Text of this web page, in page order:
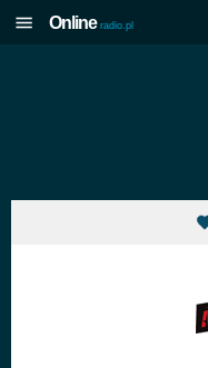
Online radio.pl